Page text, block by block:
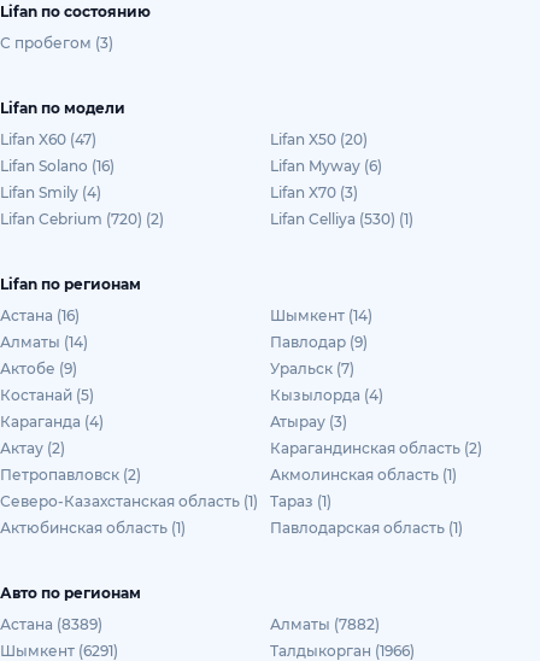
Lifan по состоянию
С пробегом (3)
Lifan по модели
Lifan X60 (47)
Lifan X50 (20)
Lifan Solano (16)
Lifan Myway (6)
Lifan Smily (4)
Lifan X70 (3)
Lifan Cebrium (720) (2)
Lifan Celliya (530) (1)
Lifan по регионам
Астана (16)
Шымкент (14)
Алматы (14)
Павлодар (9)
Актобе (9)
Уральск (7)
Костанай (5)
Кызылорда (4)
Караганда (4)
Атырау (3)
Актау (2)
Карагандинская область (2)
Петропавловск (2)
Акмолинская область (1)
Северо-Казахстанская область (1)
Тараз (1)
Актюбинская область (1)
Павлодарская область (1)
Авто по регионам
Астана (8389)
Алматы (7882)
Шымкент (6291)
Талдыкорган (1966)